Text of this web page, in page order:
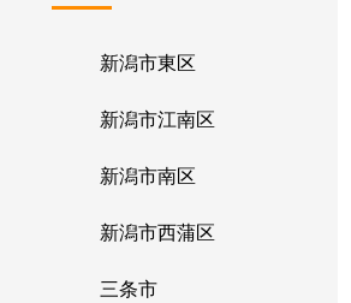
新潟市東区
新潟市江南区
新潟市南区
新潟市西蒲区
三条市